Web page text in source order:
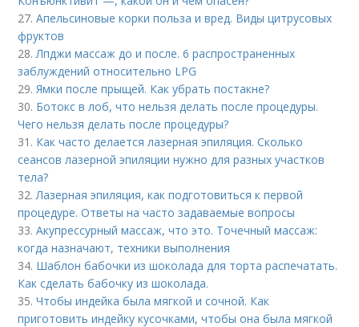
27.Апельсиновые корки польза и вред. Виды цитрусовых
фруктов
28. Лпджи массаж до и после. 6 распространенных
заблуждений относительно LPG
29. Ямки после прыщей. Как убрать постакне?
30. Ботокс в лоб, что нельзя делать после процедуры.
Чего нельзя делать после процедуры?
31. Как часто делается лазерная эпиляция. Сколько
сеансов лазерной эпиляции нужно для разных участков
тела?
32. Лазерная эпиляция, как подготовиться к первой
процедуре. Ответы на часто задаваемые вопросы
33.Акупрессурный массаж, что это. Точечный массаж:
когда назначают, техники выполнения
34. Шаблон бабочки из шоколада для торта распечатать.
Как сделать бабочку из шоколада.
35.Чтобы индейка была мягкой и сочной. Как
приготовить индейку кусочками, чтобы она была мягкой